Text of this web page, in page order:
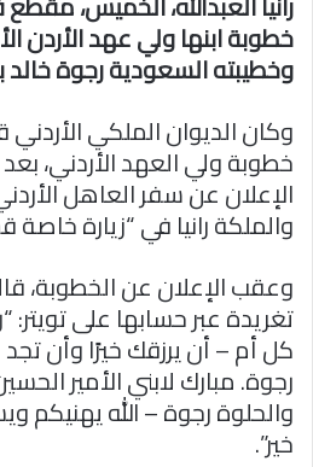
خطوبة ابنها ولي عهد الأردن
وخطيبته السعودية رجوة
وكان الديوان الملكي الأردني
خطوبة ولي العهد الأردني،
الإعلان عن سفر العاهل
والملكة رانيا في “زيارة خاصة
وعقب الإعلان عن الخطوبة،
تغريدة عبر حسابها على
كل أم – أن يرزقك خيرًا وأن
رجوة. مبارك لابني الأمير
والحلوة رجوة – الله
خير”.